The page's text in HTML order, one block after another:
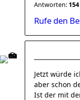
Antworten: 154
Rufe den
Jetzt würde
aber schon
Ist der mit